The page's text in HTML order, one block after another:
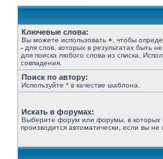
Ключевые слова:
Вы можете использовать + , чтобы
- для слов, которых в результатах быть
для поиска любого слова из списка.
совпадения.
Поиск по автору:
Используйте * в качестве шаблона.
Искать в форумах:
Выберите форум или форумы, в которых
производится автоматически, если вы